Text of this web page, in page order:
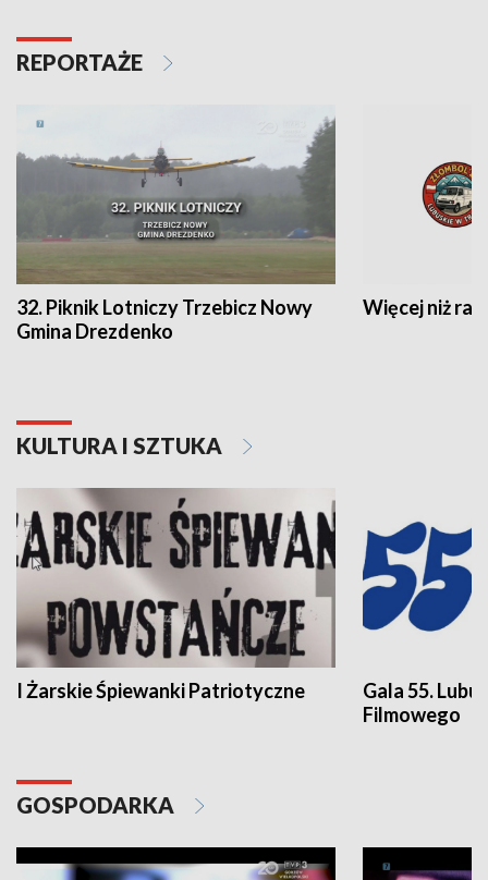
REPORTAŻE
32. Piknik Lotniczy Trzebicz Nowy
Gmina Drezdenko
Więcej niż rajd
KULTURA I SZTUKA
I Żarskie Śpiewanki Patriotyczne
Gala 55.
Filmowego
GOSPODARKA